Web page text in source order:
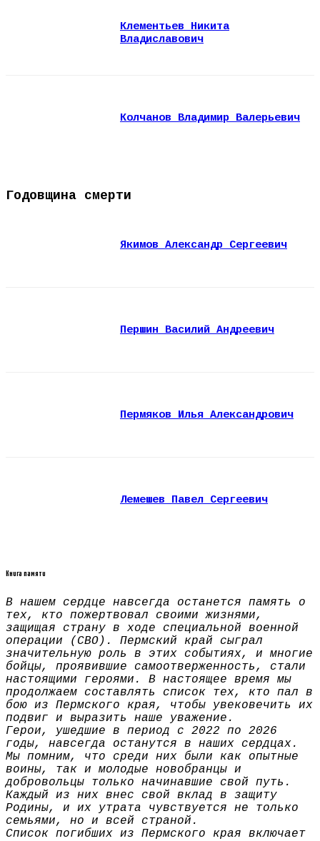
Клементьев Никита
Владиславович
Колчанов Владимир Валерьевич
Годовщина смерти
Якимов Александр Сергеевич
Першин Василий Андреевич
Пермяков Илья Александрович
Лемешев Павел Сергеевич
Книга памяти
В нашем сердце навсегда останется память о
тех, кто пожертвовал своими жизнями,
защищая страну в ходе специальной военной
операции (СВО). Пермский край сыграл
значительную роль в этих событиях, и многие
бойцы, проявившие самоотверженность, стали
настоящими героями. В настоящее время мы
продолжаем составлять список тех, кто пал в
бою из Пермского края, чтобы увековечить их
подвиг и выразить наше уважение.
Герои, ушедшие в период с 2022 по 2026
годы, навсегда останутся в наших сердцах.
Мы помним, что среди них были как опытные
воины, так и молодые новобранцы и
добровольцы только начинавшие свой путь.
Каждый из них внес свой вклад в защиту
Родины, и их утрата чувствуется не только
семьями, но и всей страной.
Список погибших из Пермского края включает